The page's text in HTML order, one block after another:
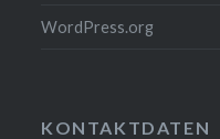
WordPress.org
KONTAKTDATEN